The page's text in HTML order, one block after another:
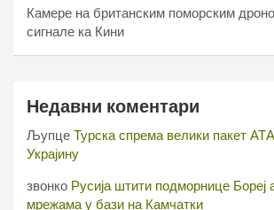
Камере на британским поморским
сигнале ка Кини
Недавни коментари
Љупце Турска спрема велики пакет
Украјину
звонко Русија штити подморнице Бореј
мрежама у бази на Камчатки